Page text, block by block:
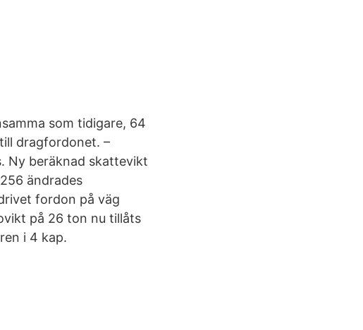
som tidigare, 64
dragfordonet. –
Ny beräknad skattevikt
ändrades
fordon på väg
på 26 ton nu tillåts
i 4 kap.